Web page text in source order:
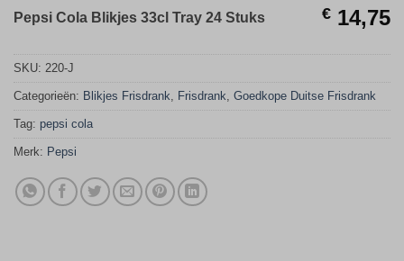
Pepsi Cola Blikjes 33cl Tray 24 Stuks € 14,75
SKU: 220-J
Categorieën: Blikjes Frisdrank Frisdrank Goedkope Duitse Frisdrank
Tag: pepsi cola
Merk: Pepsi